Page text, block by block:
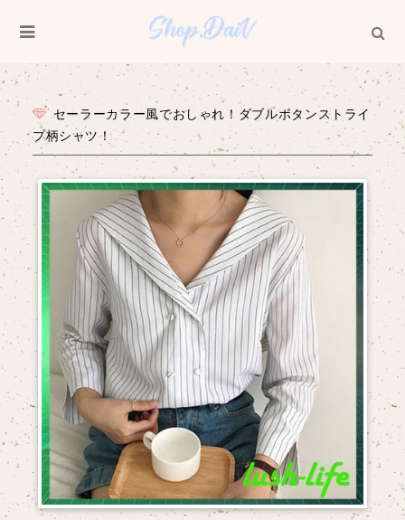
セーラーカラー風でおしゃれ！ダブルボタンストライ
プ柄シャツ！